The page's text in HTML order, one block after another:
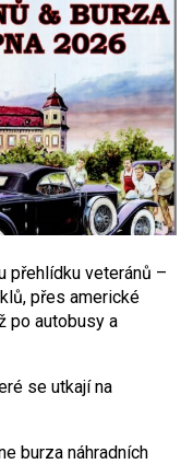
přehlídku veteránů –
přes americké
po autobusy a
se utkají na
burza náhradních